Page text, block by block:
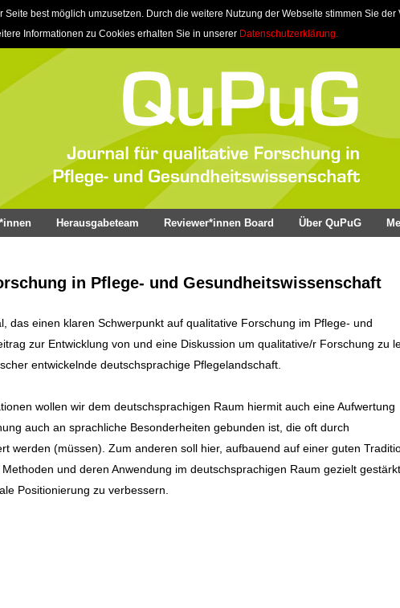
best möglich umzusetzen. Durch die weitere Nutzung der Webseite stimmen Sie
Informationen zu Cookies erhalten Sie in unserer Datenschutzerklärung.
Herausgabeteam Reviewer*innen Board Über QuPuG
in Pflege- und Gesundheitswissenschaft
das einen klaren Schwerpunkt auf qualitative Forschung im Pflege- und
zur Entwicklung von und eine Diskussion um qualitative/r Forschung zu
entwickelnde deutschsprachige Pflegelandschaft.
wollen wir dem deutschsprachigen Raum hiermit auch eine Aufwertung
auch an sprachliche Besonderheiten gebunden ist, die oft durch
werden (müssen). Zum anderen soll hier, aufbauend auf einer guten
und deren Anwendung im deutschsprachigen Raum gezielt gestärkt
Positionierung zu verbessern.